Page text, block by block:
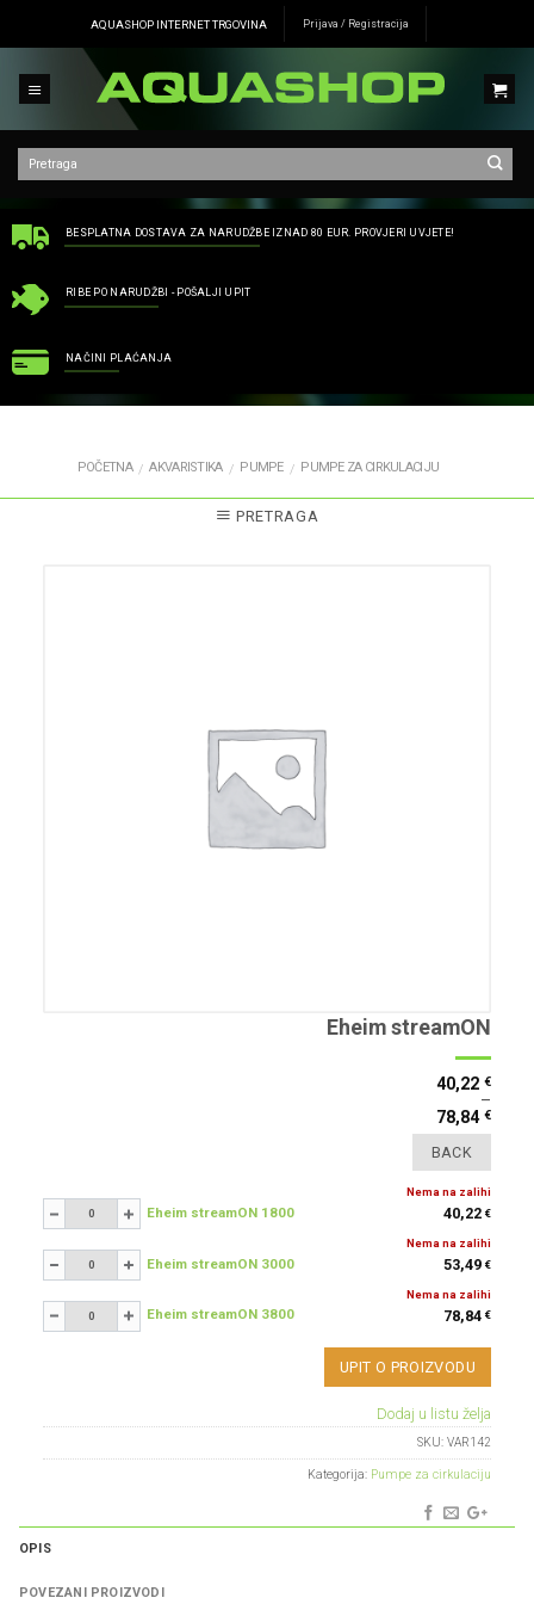
AQUASHOP INTERNET TRGOVINA Prijava / Registracija
BESPLATNA DOSTAVA ZA NARUDŽBE IZNAD 80 EUR. PROVJERI UVJETE!
RIBE PO NARUDŽBI - POŠALJI UPIT
NAČINI PLAĆANJA
POČETNA / AKVARISTIKA / PUMPE / PUMPE ZA CIRKULACIJU
PRETRAGA
Eheim streamON
40,22 €
–
78,84 €
Nema na zalihi
- + Eheim streamON 1800 40,22 €
Nema na zalihi
- + Eheim streamON 3000 53,49 €
Nema na zalihi
- + Eheim streamON 3800 78,84 €
UPIT O PROIZVODU
Dodaj u listu želja
SKU: VAR142
Kategorija: Pumpe za cirkulaciju
OPIS
POVEZANI PROIZVODI